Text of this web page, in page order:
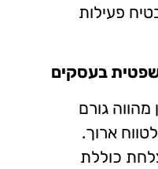
פעילות
בעסקים
גורם
ארוך.
כוללת